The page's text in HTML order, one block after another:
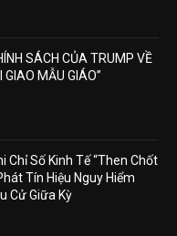
SÁCH CỦA TRUMP VỀ
GIAO MẪU GIÁO”
Chỉ Số Kinh Tế “Then Chốt
Tín Hiệu Nguy Hiểm
Cử Giữa Kỳ